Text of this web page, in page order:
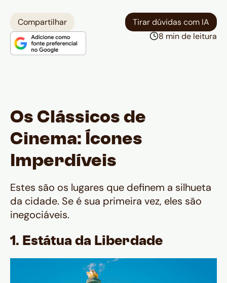
Compartilhar
Tirar dúvidas com IA
8 min de leitura
Os Clássicos de
Cinema: Ícones
Imperdíveis
Estes são os lugares que definem a silhueta
da cidade. Se é sua primeira vez, eles são
inegociáveis.
1. Estátua da Liberdade